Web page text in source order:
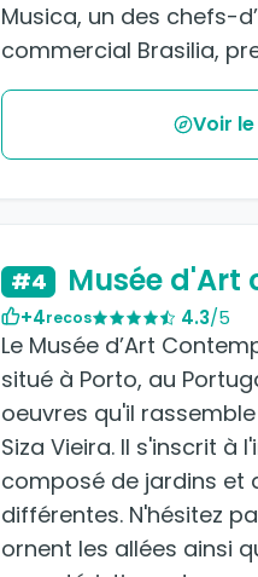
Musica, un des chefs-
commercial Brasilia,
Voir
#4 Musée d'Art
+4recos 4.3/5
Le Musée d’Art
situé à Porto, au
oeuvres qu'il
Siza Vieira. Il s'inscrit à
composé de jardins et
différentes. N'hésitez
ornent les allées ainsi